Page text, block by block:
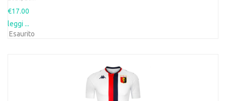
€17.00
leggi ...
Esaurito